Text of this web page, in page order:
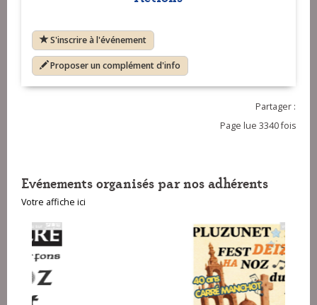
S'inscrire à l'événement
Proposer un complément d'info
Partager :
Page lue 3340 fois
Evénements organisés par nos adhérents
Votre affiche ici